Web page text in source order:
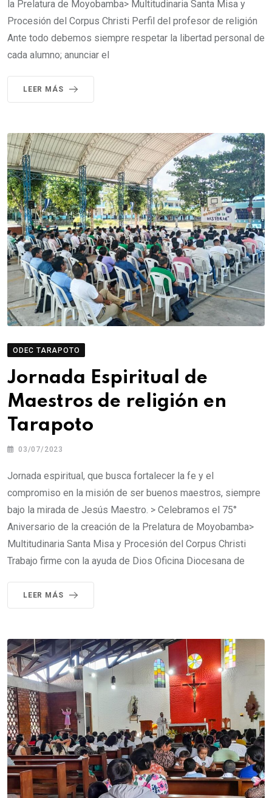
la Prelatura de Moyobamba> Multitudinaria Santa Misa y
Procesión del Corpus Christi Perfil del profesor de religión
Ante todo debemos siempre respetar la libertad personal de
cada alumno; anunciar el
LEER MÁS
ODEC TARAPOTO
Jornada Espiritual de
Maestros de religión en
Tarapoto
03/07/2023
Jornada espiritual, que busca fortalecer la fe y el
compromiso en la misión de ser buenos maestros, siempre
bajo la mirada de Jesús Maestro. > Celebramos el 75°
Aniversario de la creación de la Prelatura de Moyobamba>
Multitudinaria Santa Misa y Procesión del Corpus Christi
Trabajo firme con la ayuda de Dios Oficina Diocesana de
LEER MÁS